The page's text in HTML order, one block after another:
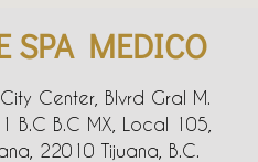
SPA MEDICO
Center, Blvrd Gral M.
B.C B.C MX, Local 105,
22010 Tijuana, B.C.